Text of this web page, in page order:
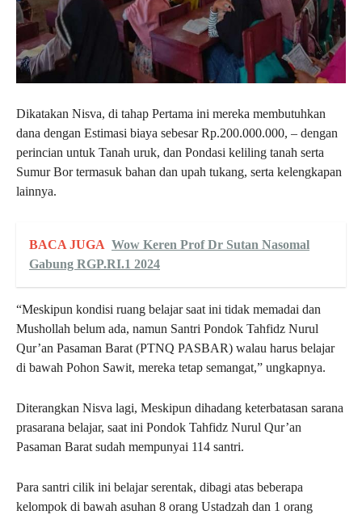
Dikatakan Nisva, di tahap Pertama ini mereka membutuhkan
dana dengan Estimasi biaya sebesar Rp.200.000.000, – dengan
perincian untuk Tanah uruk, dan Pondasi keliling tanah serta
Sumur Bor termasuk bahan dan upah tukang, serta kelengkapan
lainnya.
BACA JUGA Wow Keren Prof Dr Sutan Nasomal
Gabung RGP.RI.1 2024
“Meskipun kondisi ruang belajar saat ini tidak memadai dan
Mushollah belum ada, namun Santri Pondok Tahfidz Nurul
Qur’an Pasaman Barat (PTNQ PASBAR) walau harus belajar
di bawah Pohon Sawit, mereka tetap semangat,” ungkapnya.
Diterangkan Nisva lagi, Meskipun dihadang keterbatasan sarana
prasarana belajar, saat ini Pondok Tahfidz Nurul Qur’an
Pasaman Barat sudah mempunyai 114 santri.
Para santri cilik ini belajar serentak, dibagi atas beberapa
kelompok di bawah asuhan 8 orang Ustadzah dan 1 orang